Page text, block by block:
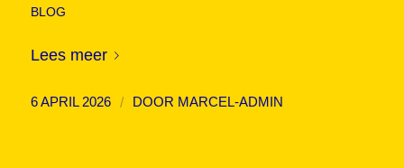
BLOG
Lees meer
6 APRIL 2026 / DOOR MARCEL-ADMIN